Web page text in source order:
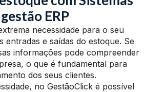
ERP
necessidade para o seu
entradas e saídas do estoque. Se
informações pode compreender
o que é fundamental para
dos seus clientes.
no GestãoClick é possível